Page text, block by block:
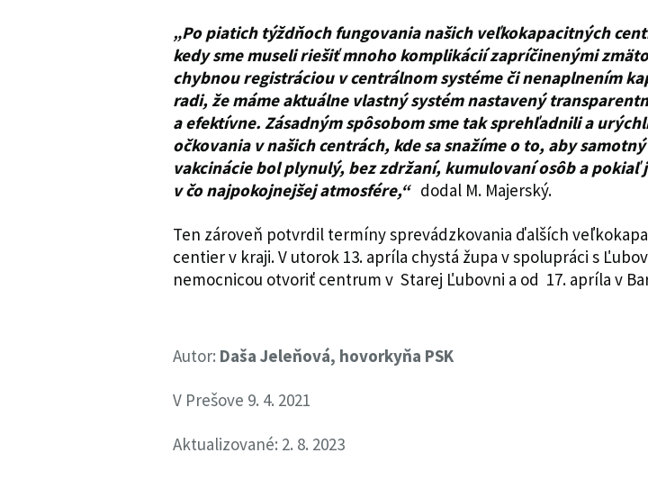
„Po piatich týždňoch fungovania našich veľkokapacitných
kedy sme museli riešiť mnoho komplikácií zapríčinenými
chybnou registráciou v centrálnom systéme či nenaplnením
radi, že máme aktuálne vlastný systém nastavený
a efektívne. Zásadným spôsobom sme tak sprehľadnili a
očkovania v našich centrách, kde sa snažíme o to, aby
vakcinácie bol plynulý, bez zdržaní, kumulovaní osôb a pokiaľ
v čo najpokojnejšej atmosfére,“ dodal M. Majerský.
Ten zároveň potvrdil termíny sprevádzkovania ďalších
centier v kraji. V utorok 13. apríla chystá župa v spolupráci s
nemocnicou otvoriť centrum v Starej Ľubovni a od 17. apríla v
Autor: Daša Jeleňová, hovorkyňa PSK
V Prešove 9. 4. 2021
Aktualizované: 2. 8. 2023